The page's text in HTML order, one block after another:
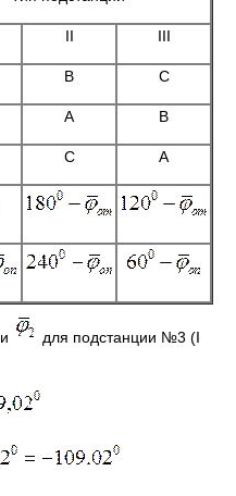
II III
В С
А В
С А
и
для подстанции №3 (I